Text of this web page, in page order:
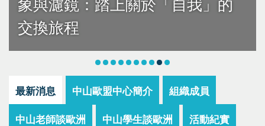
象與濾鏡：踏上關於「自我」的
交換旅程
最新消息 中山歐盟中心簡介 組織成員
中山老師談歐洲 中山學生談歐洲 活動紀實